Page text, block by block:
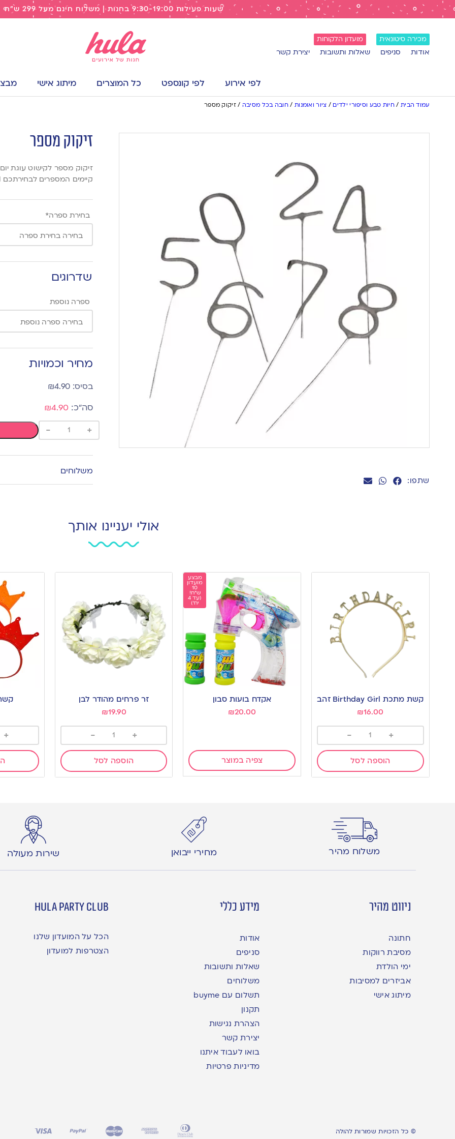
שעות פעילות 9:30-19:00 בחנות | משלוח חינם מעל 299 ש"ח
מכירה סיטונאית מועדון הלקוחות
אודות סניפים שאלות ותשובות יצירת קשר
לפי אירוע לפי קונספט כל המוצרים מיתוג אישי
עמוד הבית / חיות טבע וסיפורי ילדים / ציור ואומנות / חובה בכל מסיבה /זיקוק מספר
שתפו:
זיקוק מספר
זיקוק מספר לקישוט עוגת
קיימים המספרים לבחירתכם 1 / 6 / 7 / 8 / 9
בחירת ספרה*
שדרוגים
ספרה נוספת
מחיר וכמויות
₪4.90
₪4.90
+
-
משלוחים
אולי יעניינו אותך
קשת מתכת Birthday Girl זהב
₪16.00
+
-
הוספה לסל
מבצע
מועדון
10
ש"ח!
(עד 4
יח')
אקדח בועות סבון
₪20.00
צפיה במוצר
זר פרחים מהודר לבן
₪19.90
+
-
הוספה לסל
+
משלוח מהיר מחירי ייבואן שירות מעולה
ניווט מהיר
חתונה
מסיבת רווקות
ימי הולדת
אביזרים למסיבות
מיתוג אישי
מידע כללי
אודות
סניפים
שאלות ותשובות
משלוחים
תשלום עם buyme
תקנון
הצהרת נגישות
יצירת קשר
בואו לעבוד איתנו
מדיניות פרטיות
hula party club
הכל על המועדון שלנו
הצטרפות למועדון
© כל הזכויות שמורות להולה